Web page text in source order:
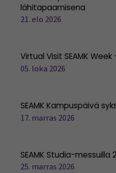
lähitapaamisena
21. elo 2026
Virtual Visit SEAMK
05. loka 2026
SEAMK Kampuspäivä
17. marras 2026
SEAMK Studia-messuilla
25. marras 2026